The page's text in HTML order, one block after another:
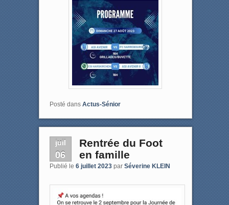
Posté dans Actus-Sénior
juil
06
Rentrée du Foot
en famille
Publié le 6 juillet 2023 par Séverine KLEIN